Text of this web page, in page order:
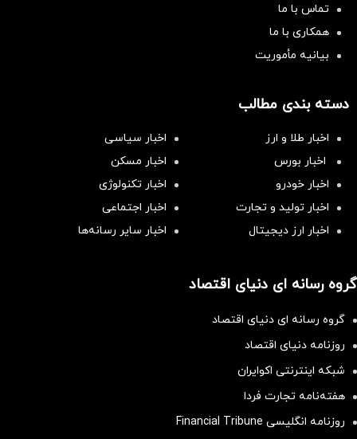
تماس با ما
همکاری با ما
بیانیه مأموریت
دسته بندی مطالب
اخبار طلا و ارز
اخبار سیاسی
اخبار بورس
اخبار مسکن
اخبار خودرو
اخبار تکنولوژی
اخبار تولید و تجارت
اخبار اجتماعی
اخبار ارز دیجیتال
اخبار سایر رسانه‌‌ها
گروه رسانه ای دنیای اقتصاد
گروه رسانه ای دنیای اقتصاد
روزنامه دنیای اقتصاد
شبکه اینترنتی اکوایران
هفته‌نامه تجارت فردا
روزنامه انگلیسی Financial Tribune